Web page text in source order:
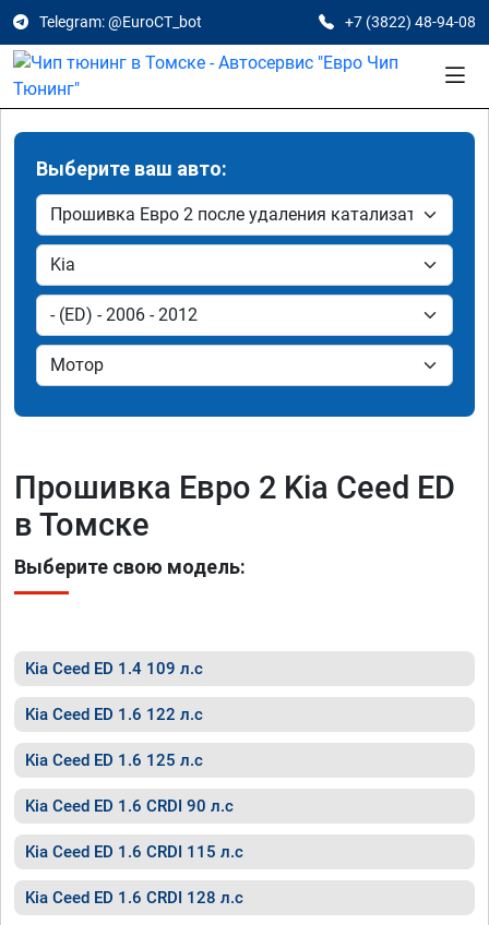
Telegram: @EuroCT_bot +7 (3822) 48-94-08
Выберите ваш авто:
Прошивка Евро 2 Kia Ceed ED
в Томске
Выберите свою модель:
Kia Ceed ED 1.4 109 л.с
Kia Ceed ED 1.6 122 л.с
Kia Ceed ED 1.6 125 л.с
Kia Ceed ED 1.6 CRDI 90 л.с
Kia Ceed ED 1.6 CRDI 115 л.с
Kia Ceed ED 1.6 CRDI 128 л.с